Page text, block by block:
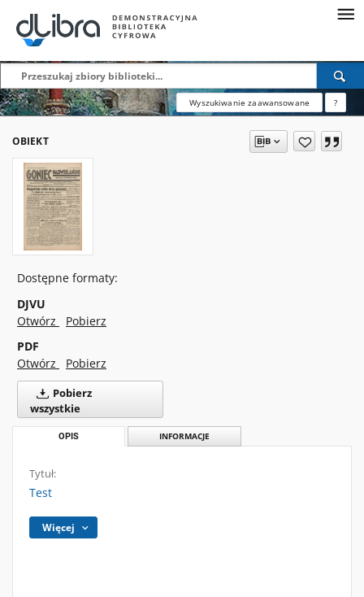
Wyszukiwanie zaawansowane ?
OBIEKT
Dostępne formaty:
DJVU
Otwórz
Pobierz
PDF
Otwórz
Pobierz
Pobierz
wszystkie
OPIS INFORMACJE
Tytuł:
Test
Więcej